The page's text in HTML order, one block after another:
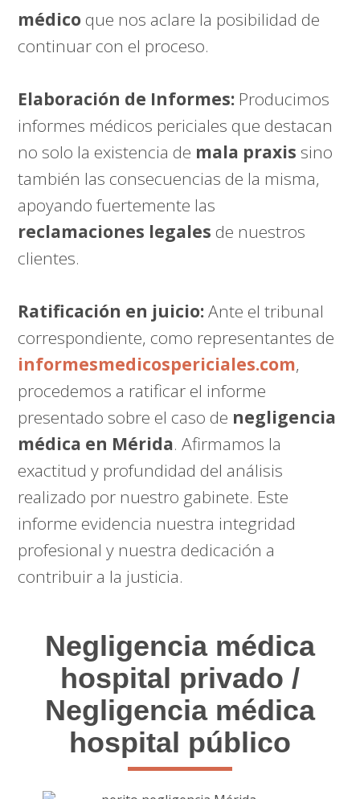
médico que nos aclare la posibilidad de
continuar con el proceso.
Elaboración de Informes: Producimos
informes médicos periciales que destacan
no solo la existencia de mala praxis sino
también las consecuencias de la misma,
apoyando fuertemente las
reclamaciones legales de nuestros
clientes.
Ratificación en juicio:Ante el tribunal
correspondiente, como representantes de
informesmedicospericiales.com,
procedemos a ratificar el informe
presentado sobre el caso de negligencia
médica en Mérida. Afirmamos la
exactitud y profundidad del análisis
realizado por nuestro gabinete. Este
informe evidencia nuestra integridad
profesional y nuestra dedicación a
contribuir a la justicia.
Negligencia médica
hospital privado /
Negligencia médica
hospital público